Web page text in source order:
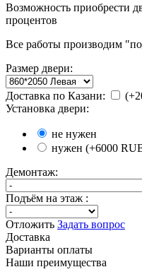
Возможность приобрести
процентов
Все работы производим
Размер двери:
Доставка по Казани: (+
Установка двери:
не нужен
нужен (+6000
Демонтаж:
Подъём на этаж :
Отложить Задать вопрос
Доставка
Варианты оплаты
Наши преимущества